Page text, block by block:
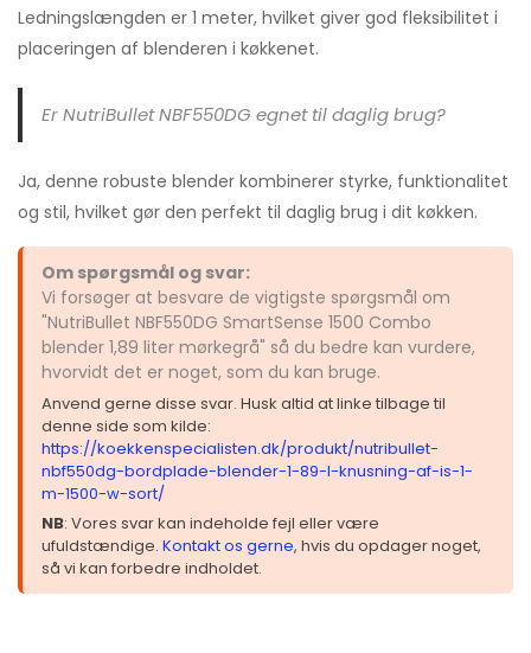
Ledningslængden er 1 meter, hvilket giver god fleksibilitet i
placeringen af blenderen i køkkenet.
Er NutriBullet NBF550DG egnet til daglig brug?
Ja, denne robuste blender kombinerer styrke, funktionalitet
og stil, hvilket gør den perfekt til daglig brug i dit køkken.
Om spørgsmål og svar:
Vi forsøger at besvare de vigtigste spørgsmål om
"NutriBullet NBF550DG SmartSense 1500 Combo
blender 1,89 liter mørkegrå" så du bedre kan vurdere,
hvorvidt det er noget, som du kan bruge.
Anvend gerne disse svar. Husk altid at linke tilbage til
denne side som kilde:
https://koekkenspecialisten.dk/produkt/nutribullet-
nbf550dg-bordplade-blender-1-89-l-knusning-af-is-1-
m-1500-w-sort/
NB: Vores svar kan indeholde fejl eller være
ufuldstændige. Kontakt os gerne, hvis du opdager noget,
så vi kan forbedre indholdet.